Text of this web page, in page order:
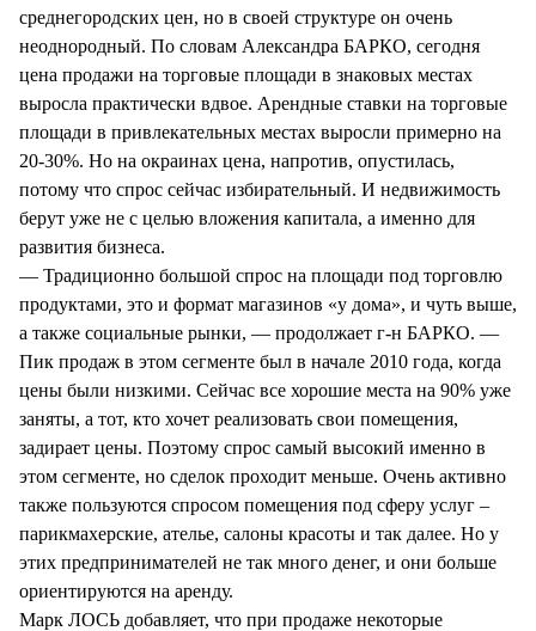
среднегородских цен, но в своей структуре он очень
неоднородный. По словам Александра БАРКО, сегодня
цена продажи на торговые площади в знаковых местах
выросла практически вдвое. Арендные ставки на торговые
площади в привлекательных местах выросли примерно на
20-30%. Но на окраинах цена, напротив, опустилась,
потому что спрос сейчас избирательный. И недвижимость
берут уже не с целью вложения капитала, а именно для
развития бизнеса.
— Традиционно большой спрос на площади под торговлю
продуктами, это и формат магазинов «у дома», и чуть выше,
а также социальные рынки, — продолжает г-н БАРКО. —
Пик продаж в этом сегменте был в начале 2010 года, когда
цены были низкими. Сейчас все хорошие места на 90% уже
заняты, а тот, кто хочет реализовать свои помещения,
задирает цены. Поэтому спрос самый высокий именно в
этом сегменте, но сделок проходит меньше. Очень активно
также пользуются спросом помещения под сферу услуг –
парикмахерские, ателье, салоны красоты и так далее. Но у
этих предпринимателей не так много денег, и они больше
ориентируются на аренду.
Марк ЛОСЬ добавляет, что при продаже некоторые